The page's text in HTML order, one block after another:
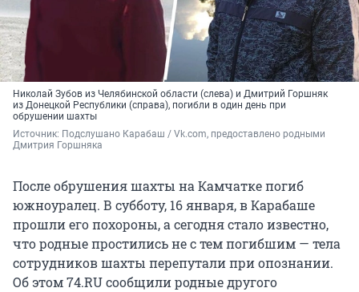
Николай Зубов из Челябинской области (слева) и Дмитрий Горшняк
из Донецкой Республики (справа), погибли в один день при
обрушении шахты
Источник: Подслушано Карабаш / Vk.com, предоставлено родными
Дмитрия Горшняка
После обрушения шахты на Камчатке погиб
южноуралец. В субботу, 16 января, в Карабаше
прошли его похороны, а сегодня стало известно,
что родные простились не с тем погибшим — тела
сотрудников шахты перепутали при опознании.
Об этом 74.RU сообщили родные другого